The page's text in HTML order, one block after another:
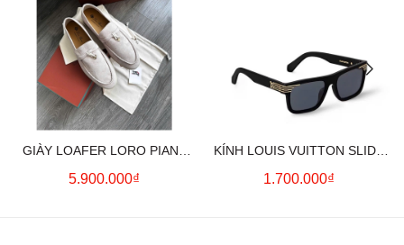
GIÀY LOAFER LORO PIANA
SUMMER CHARMS (CREAM)
5.900.000₫
KÍNH LOUIS VUITTON SLIDE
SQUARE SUNGLASSES
1.700.000₫